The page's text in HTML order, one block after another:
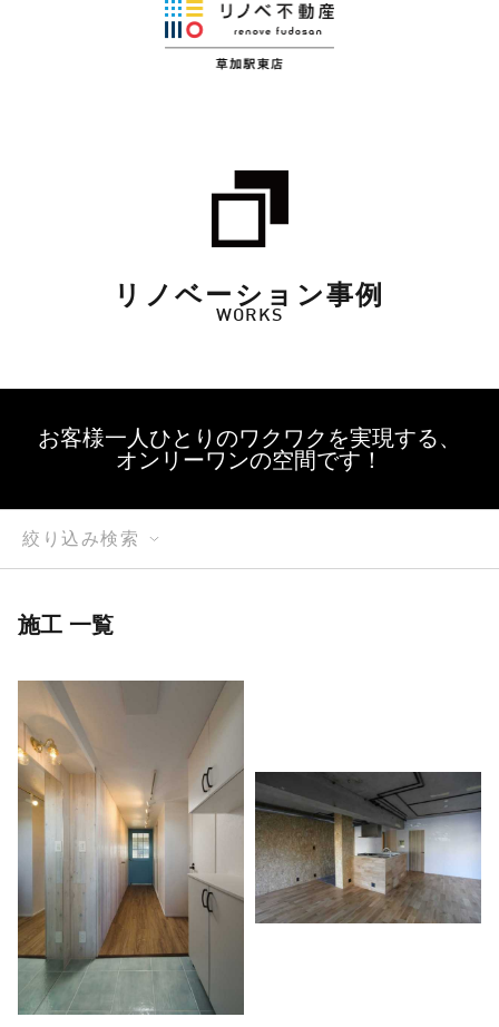
リノベーション事例
WORKS
お客様一人ひとりのワクワクを実現する、
オンリーワンの空間です！
絞り込み検索
施工 一覧